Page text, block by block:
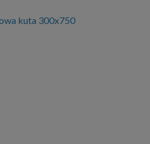
kuta 300x750